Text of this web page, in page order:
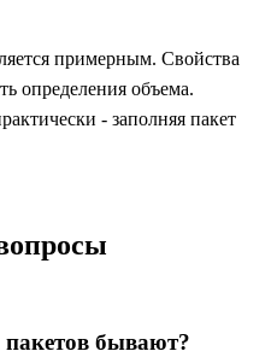
примерным. Свойства
определения объема.
- заполняя пакет
бывают?